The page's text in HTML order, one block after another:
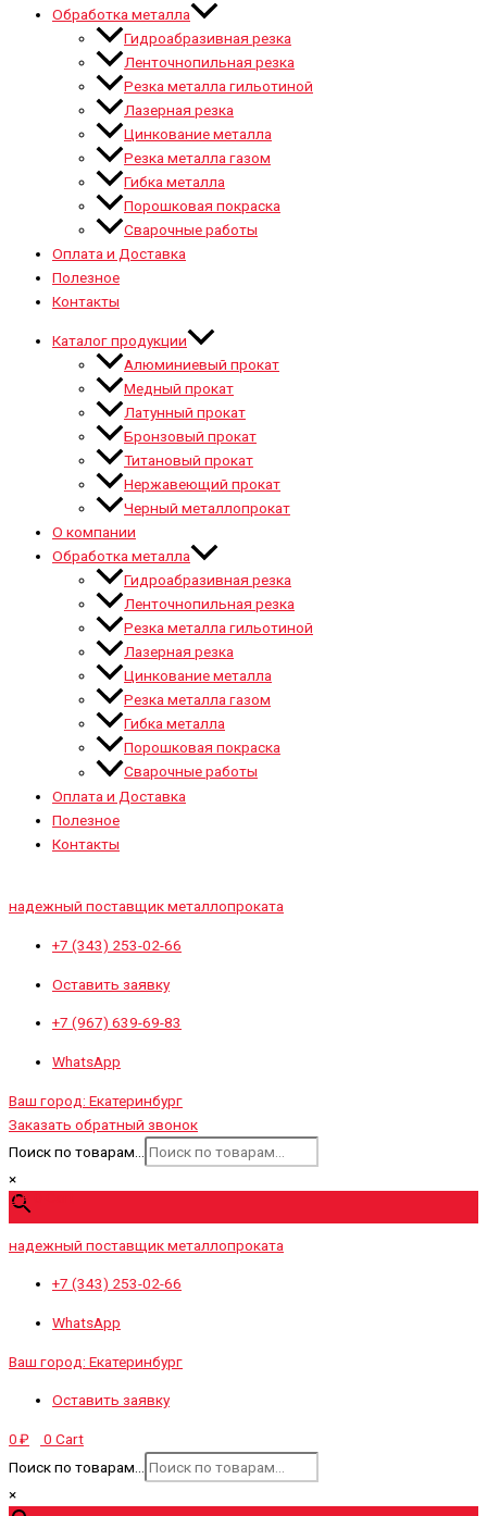
Обработка металла
Гидроабразивная резка
Ленточнопильная резка
Резка металла гильотиной
Лазерная резка
Цинкование металла
Резка металла газом
Гибка металла
Порошковая покраска
Сварочные работы
Оплата и Доставка
Полезное
Контакты
Каталог продукции
Алюминиевый прокат
Медный прокат
Латунный прокат
Бронзовый прокат
Титановый прокат
Нержавеющий прокат
Черный металлопрокат
О компании
Обработка металла
Гидроабразивная резка
Ленточнопильная резка
Резка металла гильотиной
Лазерная резка
Цинкование металла
Резка металла газом
Гибка металла
Порошковая покраска
Сварочные работы
Оплата и Доставка
Полезное
Контакты
надежный поставщик металлопроката
+7 (343) 253-02-66
Оставить заявку
+7 (967) 639-69-83
WhatsApp
Ваш город: Екатеринбург
Заказать обратный звонок
Поиск по товарам...
×
0₽0Cart
надежный поставщик металлопроката
+7 (343) 253-02-66
WhatsApp
Ваш город: Екатеринбург
Оставить заявку
0 ₽ 0 Cart
Поиск по товарам...
×